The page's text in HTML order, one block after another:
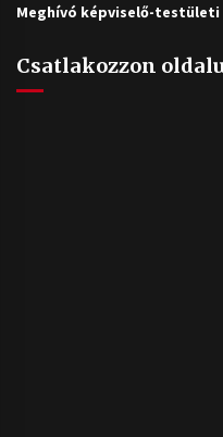
Meghívó képviselő-testületi
Csatlakozzon